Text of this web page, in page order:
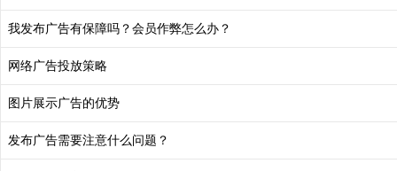
我发布广告有保障吗？会员作弊怎么办？
网络广告投放策略
图片展示广告的优势
发布广告需要注意什么问题？